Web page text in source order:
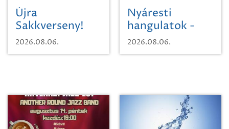
Újra
Sakkverseny!
2026.08.06.
Nyáresti
hangulatok -
Mágnás Miska
2026.08.06.